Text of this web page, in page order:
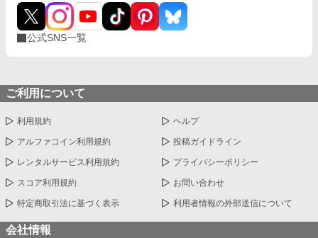
公式SNS一覧
ご利用について
利用規約 ヘルプ
アルファコイン利用規約 投稿ガイドライン
レンタルサービス利用規約 プライバシーポリシー
スコア利用規約 お問い合わせ
特定商取引法に基づく表示 利用者情報の外部送信について
会社情報